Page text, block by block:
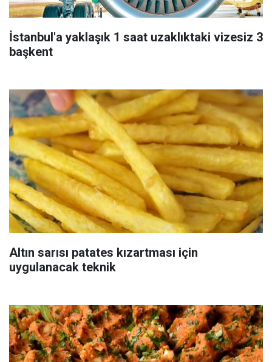
İstanbul'a yaklaşık 1 saat uzaklıktaki vizesiz 3
başkent
Altın sarısı patates kızartması için
uygulanacak teknik